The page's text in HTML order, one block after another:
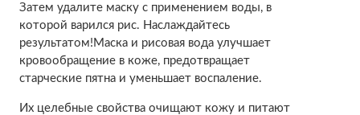
Затем удалите маску с применением воды, в
которой варился рис. Наслаждайтесь
результатом!Маска и рисовая вода улучшает
кровообращение в коже, предотвращает
старческие пятна и уменьшает воспаление.
Их целебные свойства очищают кожу и питают